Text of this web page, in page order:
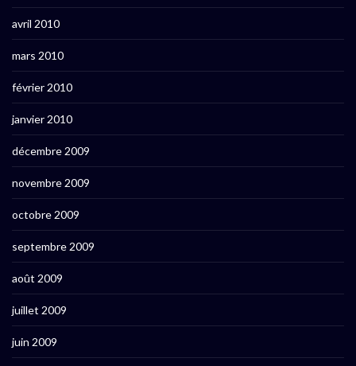
avril 2010
mars 2010
février 2010
janvier 2010
décembre 2009
novembre 2009
octobre 2009
septembre 2009
août 2009
juillet 2009
juin 2009